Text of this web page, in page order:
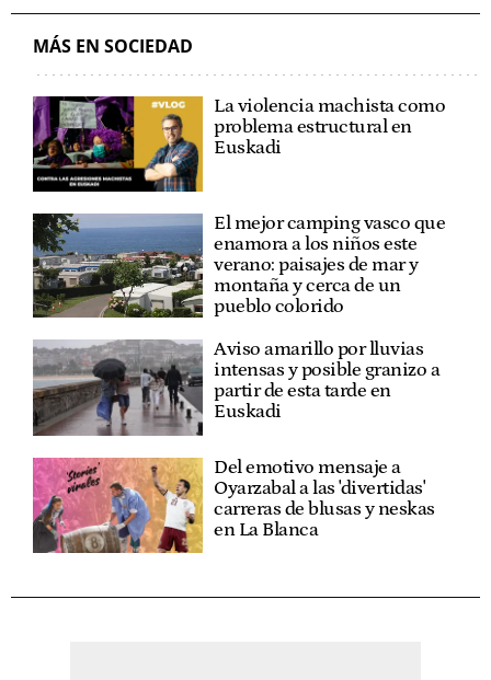
MÁS EN SOCIEDAD
La violencia machista como
problema estructural en
Euskadi
El mejor camping vasco que
enamora a los niños este
verano: paisajes de mar y
montaña y cerca de un
pueblo colorido
Aviso amarillo por lluvias
intensas y posible granizo a
partir de esta tarde en
Euskadi
Del emotivo mensaje a
Oyarzabal a las 'divertidas'
carreras de blusas y neskas
en La Blanca